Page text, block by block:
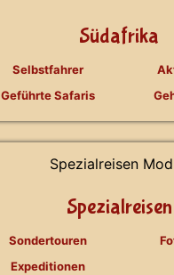
Südafrika
Selbstfahrer
Geführte Safaris
Spezialreisen
Sondertouren
Expeditionen